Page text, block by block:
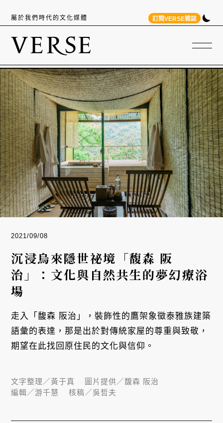
屬於我們時代的文化媒體 訂閱VERSE雜誌
2021/09/08
沉浸烏來隱世祕境「馥森 阪
治」：文化與自然共生的夢幻療浴
場
走入「馥森 阪治」，裝飾性的鷹架象徵泰雅族建築
語彙的表達，那是出於對傳統家屋的尊重與致敬，
期望在此找回原住民的文化與信仰。
文字整理／黃于真 圖片提供／馥森 阪治
編輯／游千慧 核稿／吳哲夫